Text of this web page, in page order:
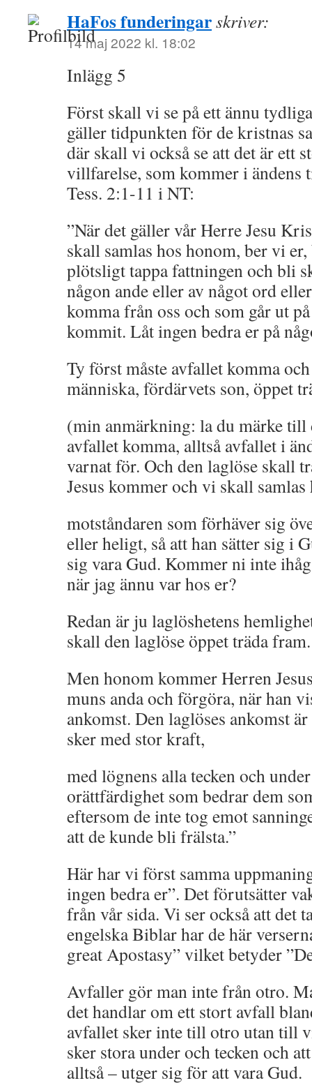
HaFos funderingarskriver:
14 maj 2022 kl. 18:02
Inlägg 5
Först skall vi se på ett ännu
gäller tidpunkten för de kristnas
där skall vi också se att det är ett
villfarelse, som kommer i ändens
Tess. 2:1-11 i NT:
”När det gäller vår Herre Jesu
skall samlas hos honom, ber vi
plötsligt tappa fattningen och bli
någon ande eller av något ord
komma från oss och som går ut
kommit. Låt ingen bedra er på
Ty först måste avfallet komma
människa, fördärvets son, öppet
(min anmärkning: la du märke till
avfallet komma, alltså avfallet i
varnat för. Och den laglöse skall
Jesus kommer och vi skall
motståndaren som förhäver sig
eller heligt, så att han sätter sig i
sig vara Gud. Kommer ni inte
när jag ännu var hos er?
Redan är ju laglöshetens
skall den laglöse öppet träda fram.
Men honom kommer Herren
muns anda och förgöra, när han
ankomst. Den laglöses ankomst
sker med stor kraft,
med lögnens alla tecken och
orättfärdighet som bedrar dem
eftersom de inte tog emot
att de kunde bli frälsta.”
Här har vi först samma
ingen bedra er”. Det förutsätter
från vår sida. Vi ser också att det
engelska Biblar har de här
great Apostasy” vilket betyder
Avfaller gör man inte från otro.
det handlar om ett stort avfall
avfallet sker inte till otro utan till
sker stora under och tecken och
alltså – utger sig för att vara Gud.